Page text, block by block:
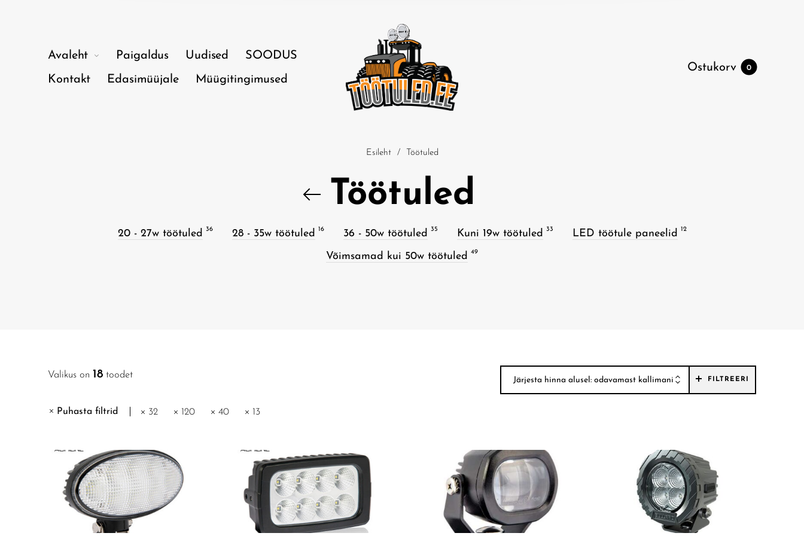
Avaleht Paigaldus Uudised
SOODUS
Kontakt
Edasimüüjale Müügitingimused
Ostukorv 0
Esileht / Töötuled
Töötuled
20 - 27w töötuled 36 28 - 35w töötuled 16 36 - 50w töötuled 35 Kuni 19w töötuled 33 LED töötule paneelid 12
Võimsamad kui 50w töötuled 49
Valikus on 18 toodet
Järjesta hinna alusel: odavamast kallimani FILTREERI
Puhasta filtrid 32 120 40 13